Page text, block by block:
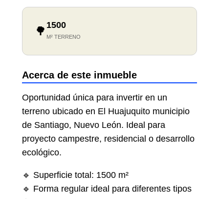
🌳 1500
M² TERRENO
Acerca de este inmueble
Oportunidad única para invertir en un
terreno ubicado en El Huajuquito municipio
de Santiago, Nuevo León. Ideal para
proyecto campestre, residencial o desarrollo
ecológico.
🔹 Superficie total: 1500 m²
🔹 Forma regular ideal para diferentes tipos